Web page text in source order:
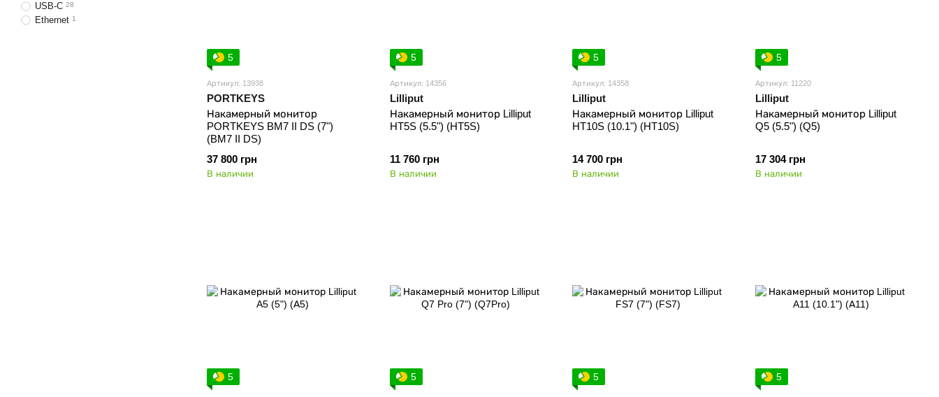
5
Артикул: 13938
PORTKEYS
Накамерный монитор
PORTKEYS BM7 II DS (7")
(BM7 II DS)
37 800 грн
В наличии
5
Артикул: 14356
Lilliput
Накамерный монитор Lilliput
HT5S (5.5") (HT5S)
11 760 грн
В наличии
5
Артикул: 14358
Lilliput
Накамерный монитор Lilliput
HT10S (10.1") (HT10S)
14 700 грн
В наличии
5
Артикул: 11220
Lilliput
Накамерный монитор Lilliput
Q5 (5.5") (Q5)
17 304 грн
В наличии
5 5 5 5
USB-C 28
Ethernet 1